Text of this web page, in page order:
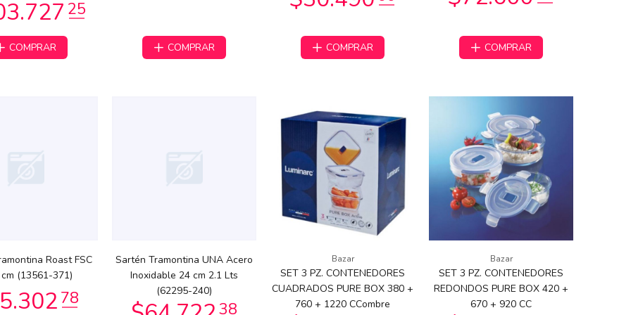
COMPRAR COMPRAR COMPRAR COMPRAR
Roast FSC
(13561-371)
Sartén Tramontina UNA Acero
Inoxidable 24 cm 2.1 Lts
(62295-240)
Bazar
SET 3 PZ. CONTENEDORES
CUADRADOS PURE BOX 380 +
760 + 1220 CCombre
Bazar
SET 3 PZ. CONTENEDORES
REDONDOS PURE BOX 420 +
670 + 920 CC
00 $114.119